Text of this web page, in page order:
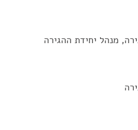
מנהל יחידת ההגירה